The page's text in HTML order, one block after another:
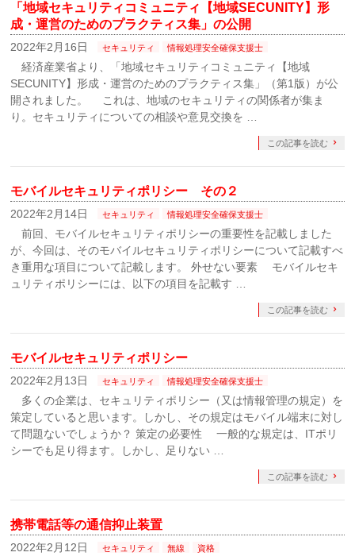
「地域セキュリティコミュニティ【地域SECUNITY】形
成・運営のためのプラクティス集」の公開
2022年2月16日 セキュリティ 情報処理安全確保支援士
経済産業省より、「地域セキュリティコミュニティ【地域
SECUNITY】形成・運営のためのプラクティス集」（第1版）が公
開されました。 これは、地域のセキュリティの関係者が集ま
り。セキュリティについての相談や意見交換を …
この記事を読む
モバイルセキュリティポリシー その２
2022年2月14日 セキュリティ 情報処理安全確保支援士
前回、モバイルセキュリティポリシーの重要性を記載しました
が、今回は、そのモバイルセキュリティポリシーについて記載すべ
き重用な項目について記載します。 外せない要素 モバイルセキ
ュリティポリシーには、以下の項目を記載す …
この記事を読む
モバイルセキュリティポリシー
2022年2月13日 セキュリティ 情報処理安全確保支援士
多くの企業は、セキュリティポリシー（又は情報管理の規定）を
策定していると思います。しかし、その規定はモバイル端末に対し
て問題ないでしょうか？ 策定の必要性 一般的な規定は、ITポリ
シーでも足り得ます。しかし、足りない …
この記事を読む
携帯電話等の通信抑止装置
2022年2月12日 セキュリティ 無線 資格